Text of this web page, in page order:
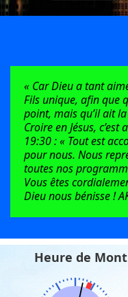
« Car Dieu a tant
Fils unique, afin que
point, mais qu’il ait
Croire en Jésus,
19:30 : « Tout est
pour nous. Nous
toutes nos
Vous êtes
Dieu nous bénisse !
Heure de